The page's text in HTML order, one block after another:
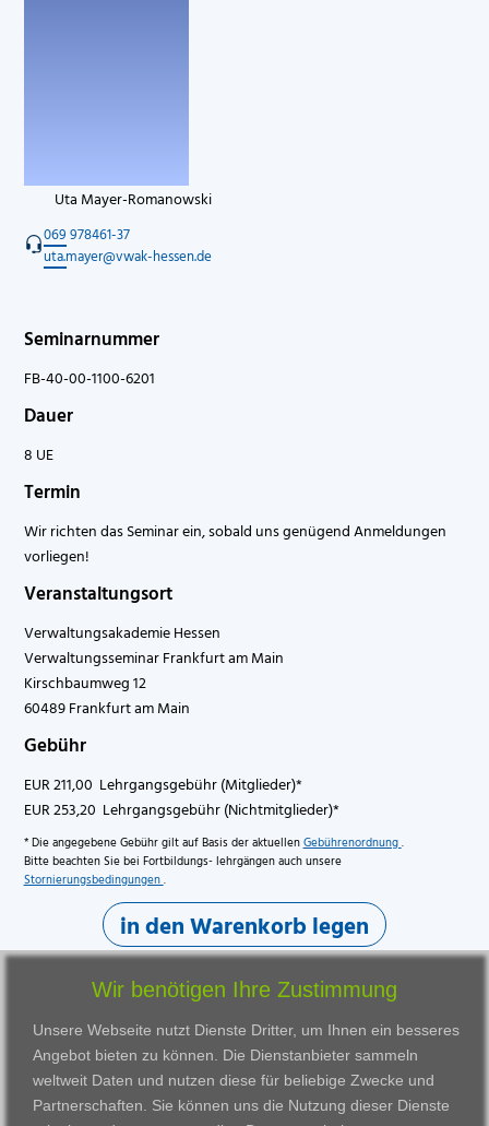
Uta Mayer-Romanowski
069 978461-37
uta.mayer@vwak-hessen.de
Seminarnummer
FB-40-00-1100-6201
Dauer
8 UE
Termin
Wir richten das Seminar ein, sobald uns genügend Anmeldungen
vorliegen!
Veranstaltungsort
Verwaltungsakademie Hessen
Verwaltungsseminar Frankfurt am Main
Kirschbaumweg 12
60489 Frankfurt am Main
Gebühr
EUR 211,00 Lehrgangsgebühr (Mitglieder)*
EUR 253,20 Lehrgangsgebühr (Nichtmitglieder)*
* Die angegebene Gebühr gilt auf Basis der aktuellenGebührenordnung.
Bitte beachten Sie bei Fortbildungs- lehrgängen auch unsere
Stornierungsbedingungen.
in den Warenkorb legen
Wir benötigen Ihre Zustimmung
Unsere Webseite nutzt Dienste Dritter, um Ihnen ein besseres
Angebot bieten zu können. Die Dienstanbieter sammeln
weltweit Daten und nutzen diese für beliebige Zwecke und
Partnerschaften. Sie können uns die Nutzung dieser Dienste